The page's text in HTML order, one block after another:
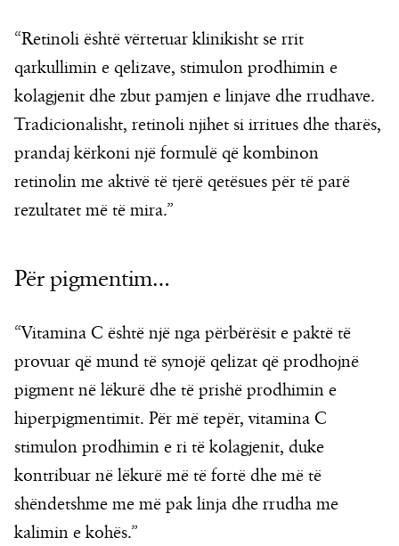
“Retinoli është vërtetuar klinikisht se rrit
qarkullimin e qelizave, stimulon prodhimin e
kolagjenit dhe zbut pamjen e linjave dhe rrudhave.
Tradicionalisht, retinoli njihet si irritues dhe tharës,
prandaj kërkoni një formulë që kombinon
retinolin me aktivë të tjerë qetësues për të parë
rezultatet më të mira.”
Për pigmentim…
“Vitamina C është një nga përbërësit e paktë të
provuar që mund të synojë qelizat që prodhojnë
pigment në lëkurë dhe të prishë prodhimin e
hiperpigmentimit. Për më tepër, vitamina C
stimulon prodhimin e ri të kolagjenit, duke
kontribuar në lëkurë më të fortë dhe më të
shëndetshme me më pak linja dhe rrudha me
kalimin e kohës.”